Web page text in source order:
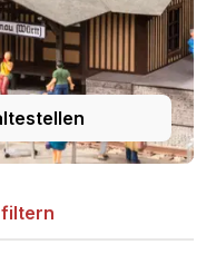
und lassen
- Stein für